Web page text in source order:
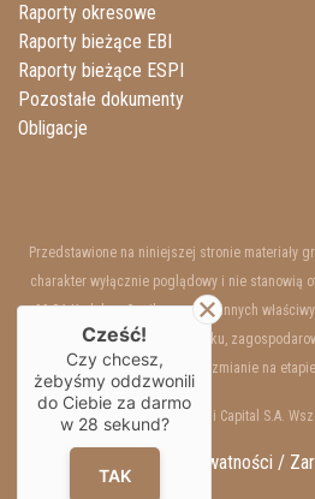
Raporty okresowe
Raporty bieżące EBI
Raporty bieżące ESPI
Pozostałe dokumenty
Obligacje
Przedstawione na niniejszej stronie materiały
charakter wyłącznie poglądowy i nie stanowią
66 §1 Kodeksu Cywilnego oraz innych
wewnętrzny i zewnętrzny budynku,
lokali mogą ulec zmianie na
Copyrights © 2025 Resi Capital S.A.
RODO / Polityka Prywatności /
Cześć!
Czy chcesz,
żebyśmy oddzwonili
do Ciebie za darmo
w 28 sekund?
TAK